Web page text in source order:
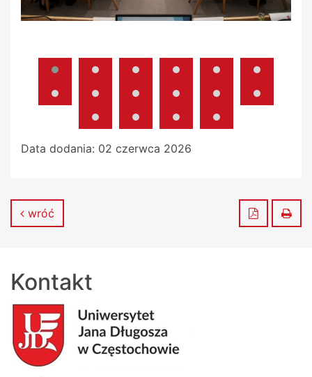
Data dodania: 02 czerwca 2026
wróć Zapisz do
Kontakt